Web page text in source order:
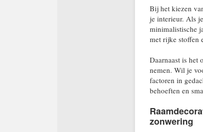
Bij het kiezen
je interieur. Als
minimalistische
met rijke stoffen
Daarnaast is het
nemen. Wil je
factoren in
behoeften en
zonwering